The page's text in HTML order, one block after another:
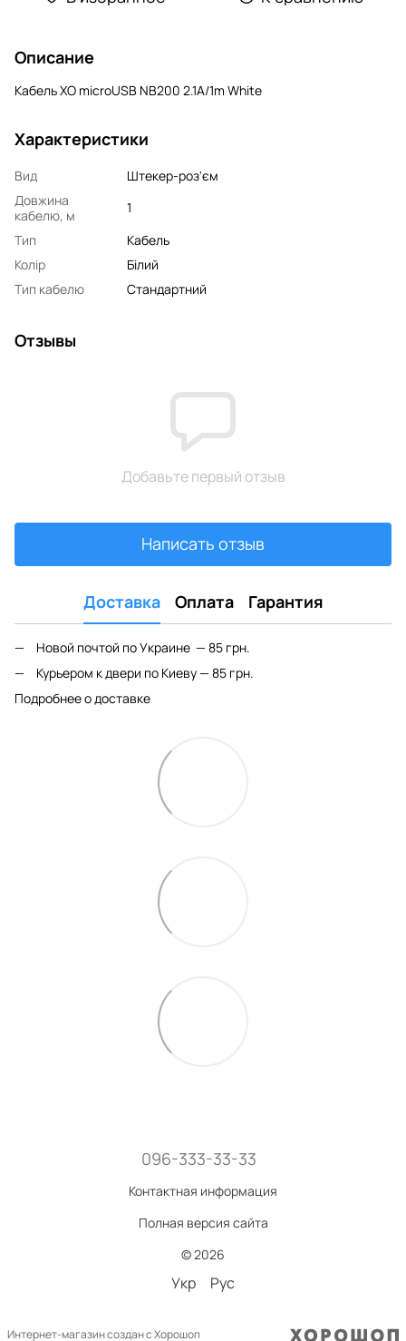
Описание
Кабель XO microUSB NB200 2.1A/1m White
Характеристики
Вид
Штекер-роз'єм
Довжина
кабелю, м
1
Тип
Кабель
Колір
Білий
Тип кабелю
Стандартний
Отзывы
Добавьте первый отзыв
Написать отзыв
Доставка Оплата Гарантия
Новой почтой по Украине — 85 грн.
Курьером к двери по Киеву — 85 грн.
Подробнее о доставке
096-333-33-33
Контактная информация
Полная версия сайта
© 2026
Укр Рус
Интернет-магазин создан с Хорошоп